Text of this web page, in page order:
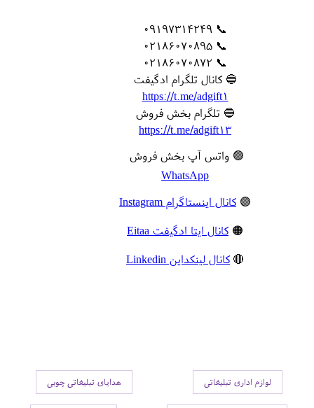
📞 09197314249
📞 02186070895
📞 02186070872
🔵 کانال تلگرام ادگیفت
https://t.me/adgift1
🔵 تلگرام بخش فروش
https://t.me/adgift13
🟢 واتس آپ بخش فروش
WhatsApp
🟣 کانال اینستاگرام Instagram
🟠 کانال ایتا ادگیفت Eitaa
🔴 کانال لینکداین Linkedin
لوازم اداری تبلیغاتی هدایای تبلیغاتی چوبی